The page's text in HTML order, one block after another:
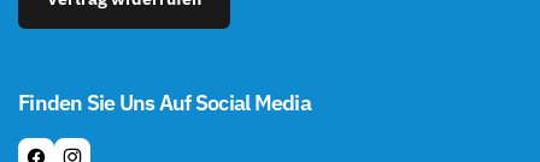
Finden Sie Uns Auf Social Media